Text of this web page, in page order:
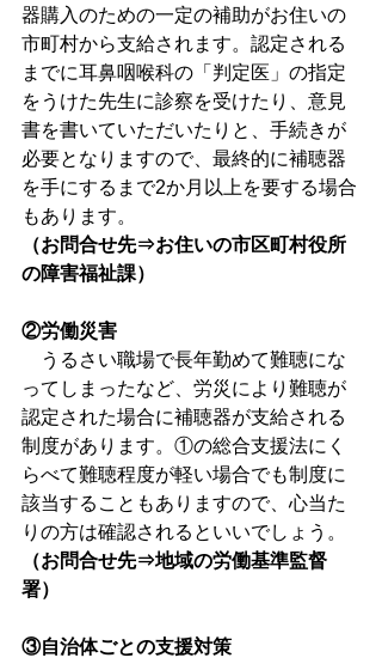
器購入のための一定の補助がお住いの
市町村から支給されます。認定される
までに耳鼻咽喉科の「判定医」の指定
をうけた先生に診察を受けたり、意見
書を書いていただいたりと、手続きが
必要となりますので、最終的に補聴器
を手にするまで2か月以上を要する場合
もあります。
（お問合せ先⇒お住いの市区町村役所
の障害福祉課）
②労働災害
うるさい職場で長年勤めて難聴にな
ってしまったなど、労災により難聴が
認定された場合に補聴器が支給される
制度があります。①の総合支援法にく
らべて難聴程度が軽い場合でも制度に
該当することもありますので、心当た
りの方は確認されるといいでしょう。
（お問合せ先⇒地域の労働基準監督
署）
③自治体ごとの支援対策